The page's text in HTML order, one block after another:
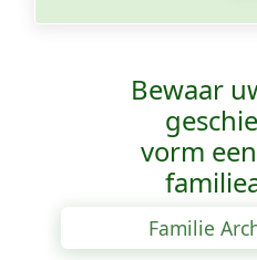
Bewaar
vorm
Familie